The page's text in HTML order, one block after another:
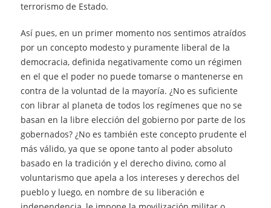
terrorismo de Estado.
Así pues, en un primer momento nos sentimos atraídos
por un concepto modesto y puramente liberal de la
democracia, definida negativamente como un régimen
en el que el poder no puede tomarse o mantenerse en
contra de la voluntad de la mayoría. ¿No es suficiente
con librar al planeta de todos los regímenes que no se
basan en la libre elección del gobierno por parte de los
gobernados? ¿No es también este concepto prudente el
más válido, ya que se opone tanto al poder absoluto
basado en la tradición y el derecho divino, como al
voluntarismo que apela a los intereses y derechos del
pueblo y luego, en nombre de su liberación e